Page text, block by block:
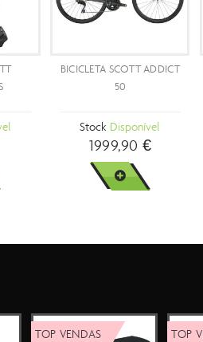
SCOTT
10
€
BICICLETA SCOTT ADDICT
Stock Disponível
4399,89 €
VER MAIS
TOP VENDAS